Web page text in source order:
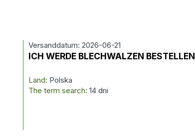
Versanddatum: 2026-06-21
ICH WERDE BLECHWALZEN BESTELLEN
Land: Polska
The term search: 14 dni